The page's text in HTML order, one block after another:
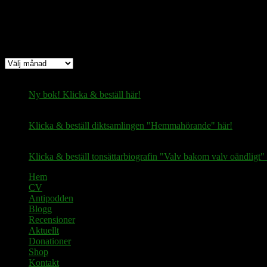
Arkiv
Ny bok! Klicka & beställ här!
Klicka & beställ diktsamlingen "Hemmahörande" här!
Klicka & beställ tonsättarbiografin "Valv bakom valv oändligt"
Hem
CV
Antipodden
Blogg
Recensioner
Aktuellt
Donationer
Shop
Kontakt